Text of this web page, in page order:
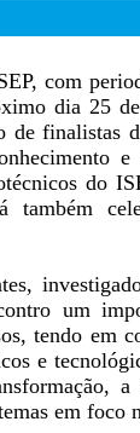
com
dia 25
finalistas
do
também
um
tendo em
e
a
em foco